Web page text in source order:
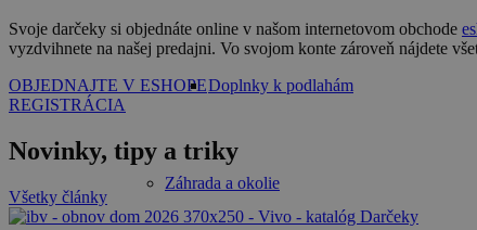
Doplnky k podlahám
Záhrada a okolie
Svoje darčeky si objednáte online v našom internetovom obchode
vyzdvihnete na našej predajni. Vo svojom konte zároveň nájdete
OBJEDNAJTE V ESHOPE
REGISTRÁCIA
Novinky, tipy a triky
Všetky články